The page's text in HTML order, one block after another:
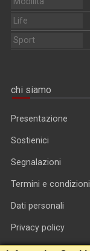
Life
Sport
chi siamo
Presentazione
Sostienici
Segnalazioni
Termini e condizioni
Dati personali
Privacy policy
Informativa cookie